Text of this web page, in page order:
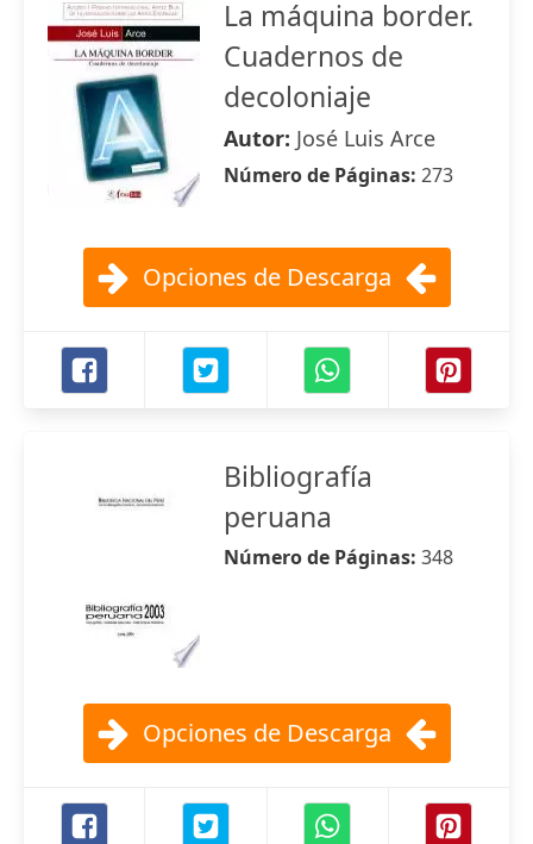
La máquina border.
Cuadernos de
decoloniaje
Autor: José Luis Arce
Número de Páginas: 273
Opciones de Descarga
Bibliografía
peruana
Número de Páginas: 348
Opciones de Descarga